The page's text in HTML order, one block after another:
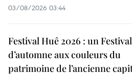
03/08/2026 03:44
Festival Huê 2026 : un Festival
d’automne aux couleurs du
patrimoine de l’ancienne